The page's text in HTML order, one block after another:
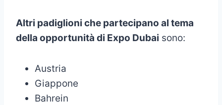
Altri padiglioni che partecipano al tema
della opportunità di Expo Dubai sono:
Austria
Giappone
Bahrein